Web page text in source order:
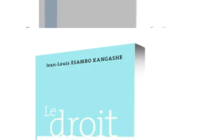
Contribution dans de nombreuses publications,
d’importation étrangère ou une voie originale de
démocratie
Le Droit électoral congolais